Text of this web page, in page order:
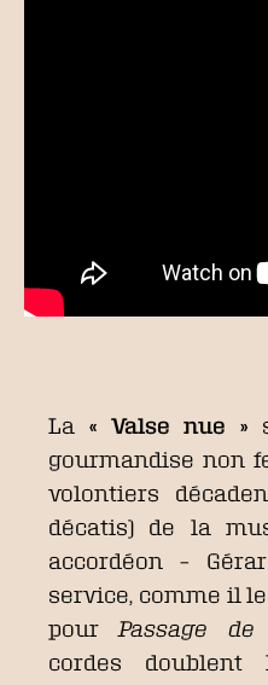
La « Valse nue »
gourmandise non
volontiers
décatis) de la
accordéon –
service, comme il
pour Passage de
cordes doublent